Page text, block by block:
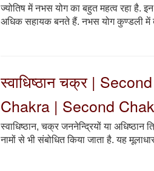
ज्योतिष में नभस योग का बहुत महत्व रहा है.
अधिक सहायक बनते हैं. नभस योग कुण्डली में
स्वाधिष्ठान चक्र |
Chakra | Second
स्वाधिष्ठान, चक्र जननेन्द्रियों या अधिष्ठान
नामों से भी संबोधित किया जाता है. यह